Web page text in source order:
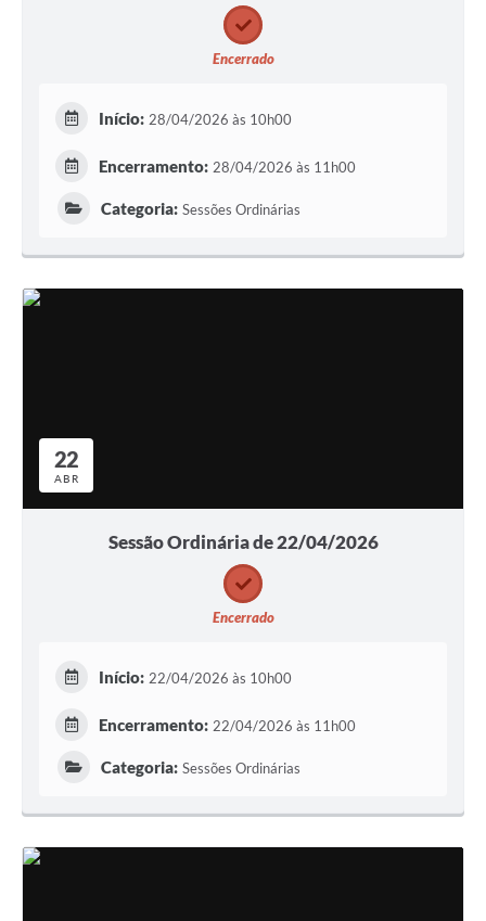
Encerrado
Início: 28/04/2026 às 10h00
Encerramento: 28/04/2026 às 11h00
Categoria: Sessões Ordinárias
22
ABR
Sessão Ordinária de 22/04/2026
Encerrado
Início: 22/04/2026 às 10h00
Encerramento: 22/04/2026 às 11h00
Categoria: Sessões Ordinárias